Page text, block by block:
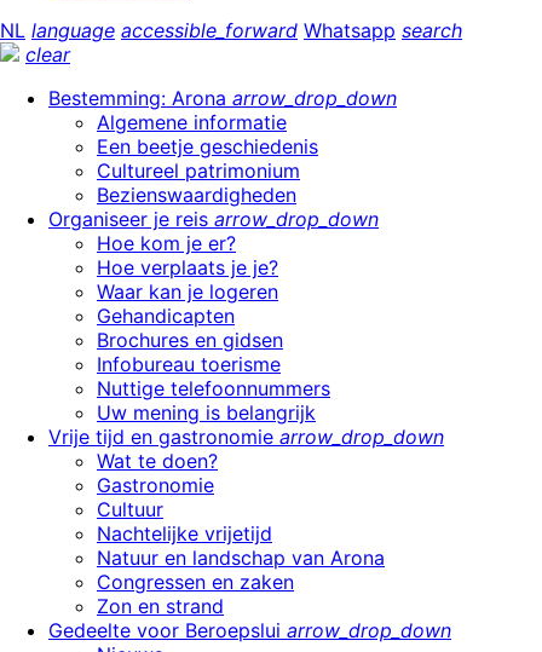
NL language accessible_forward Whatsapp search
clear
Bestemming: Arona arrow_drop_down
Algemene informatie
Een beetje geschiedenis
Cultureel patrimonium
Bezienswaardigheden
Organiseer je reis arrow_drop_down
Hoe kom je er?
Hoe verplaats je je?
Waar kan je logeren
Gehandicapten
Brochures en gidsen
Infobureau toerisme
Nuttige telefoonnummers
Uw mening is belangrijk
Vrije tijd en gastronomie arrow_drop_down
Wat te doen?
Gastronomie
Cultuur
Nachtelijke vrijetijd
Natuur en landschap van Arona
Congressen en zaken
Zon en strand
Gedeelte voor Beroepslui arrow_drop_down